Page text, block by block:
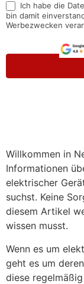
Ich habe die
bin damit
Werbezwecken
Willkommen in
Informationen
elektrischer
suchst. Keine
diesem Artikel
wissen musst.
Wenn es um
geht es um
diese